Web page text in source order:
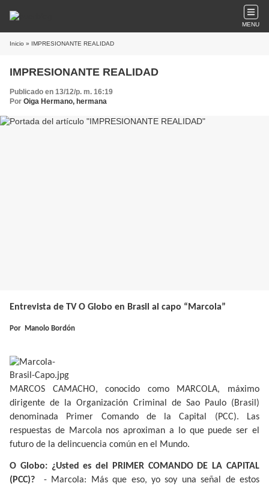
MENU
Inicio » IMPRESIONANTE REALIDAD
IMPRESIONANTE REALIDAD
Publicado en 13/12/p. m. 16:19
Por Oiga Hermano, hermana
Entrevista de TV O Globo en Brasil al capo “Marcola”
Por Manolo Bordón
MARCOS CAMACHO, conocido como MARCOLA, máximo
dirigente de la Organización Criminal de Sao Paulo (Brasil)
denominada Primer Comando de la Capital (PCC). Las
respuestas de Marcola nos aproximan a lo que puede ser el
futuro de la delincuencia común en el Mundo.
O Globo: ¿Usted es del PRIMER COMANDO DE LA CAPITAL
(PCC)?
- Marcola: Más que eso, yo soy una señal de estos